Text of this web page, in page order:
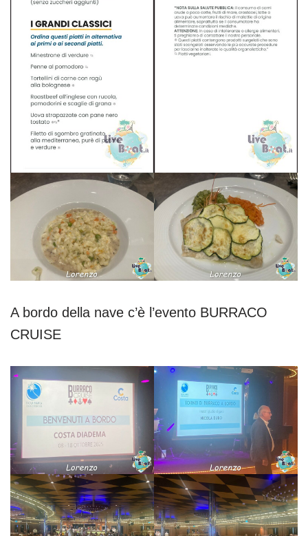
A bordo della nave c’è l’evento BURRACO
CRUISE